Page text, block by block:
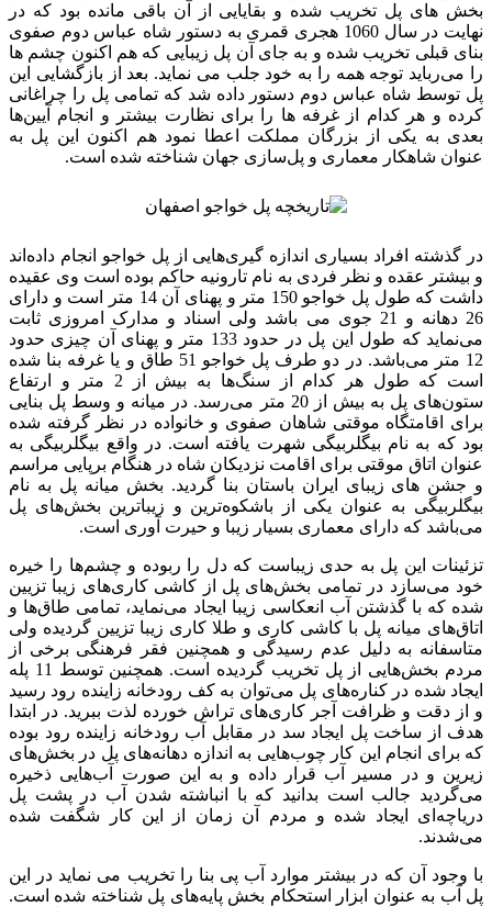
بخش های پل تخریب شده و بقایایی از آن باقی مانده بود که در
نهایت در سال 1060 هجری قمری به دستور شاه عباس دوم صفوی
بنای قبلی تخریب شده و به جای آن پل زیبایی که هم اکنون چشم ها
را می‌رباید توجه همه را به خود جلب می نماید. بعد از بازگشایی این
پل توسط شاه عباس دوم دستور داده شد که تمامی پل را چراغانی
کرده و هر کدام از غرفه ها را برای نظارت بیشتر و انجام آیین‌ها
بعدی به یکی از بزرگان مملکت اعطا نمود هم اکنون این پل به
عنوان شاهکار معماری و پل‌سازی جهان شناخته شده است.
در گذشته افراد بسیاری اندازه گیری‌هایی از پل خواجو انجام داده‌اند
و بیشتر عقده و نظر فردی به نام تارونیه حاکم بوده است وی عقیده
داشت که طول پل خواجو 150 متر و پهنای آن 14 متر است و دارای
26 دهانه و 21 جوی می باشد ولی اسناد و مدارک امروزی ثابت
می‌نماید که طول این پل در حدود 133 متر و پهنای آن چیزی حدود
12 متر می‌باشد. در دو طرف پل خواجو 51 طاق و یا غرفه بنا شده
است که طول هر کدام از سنگ‌ها به بیش از 2 متر و ارتفاع
ستون‌های پل به بیش از 20 متر می‌رسد. در میانه و وسط پل بنایی
برای اقامتگاه موقتی شاهان صفوی و خانواده در نظر گرفته شده
بود که به نام بیگلربیگی شهرت یافته است. در واقع بیگلربیگی به
عنوان اتاق موقتی برای اقامت نزدیکان شاه در هنگام برپایی مراسم
و جشن های زیبای ایران باستان بنا گردید. بخش میانه پل به نام
بیگلربیگی به عنوان یکی از باشکوه‌ترین و زیباترین بخش‌های پل
می‌باشد که دارای معماری بسیار زیبا و حیرت آوری است.
تزئینات این پل به حدی زیباست که دل را ربوده و چشم‌ها را خیره
خود می‌سازد در تمامی بخش‌های پل از کاشی کاری‌های زیبا تزیین
شده که با گذشتن آب انعکاسی زیبا ایجاد می‌نماید، تمامی طاق‌ها و
اتاق‌های میانه پل با کاشی کاری و طلا کاری زیبا تزیین گردیده ولی
متاسفانه به دلیل عدم رسیدگی و همچنین فقر فرهنگی برخی از
مردم بخش‌هایی از پل تخریب گردیده است. همچنین توسط 11 پله
ایجاد شده در کناره‌های پل می‌توان به کف رودخانه زاینده رود رسید
و از دقت و ظرافت آجر کاری‌های تراش خورده لذت ببرید. در ابتدا
هدف از ساخت پل ایجاد سد در مقابل آب رودخانه زاینده رود بوده
که برای انجام این کار چوب‌هایی به اندازه دهانه‌های پل در بخش‌های
زیرین و در مسیر آب قرار داده و به این صورت آب‌هایی ذخیره
می‌گردید جالب است بدانید که با انباشته شدن آب در پشت پل
دریاچه‌ای ایجاد شده و مردم آن زمان از این کار شگفت شده
می‌شدند.
با وجود آن که در بیشتر موارد آب پی بنا را تخریب می نماید در این
پل آب به عنوان ابزار استحکام بخش پایه‌های پل شناخته شده است.